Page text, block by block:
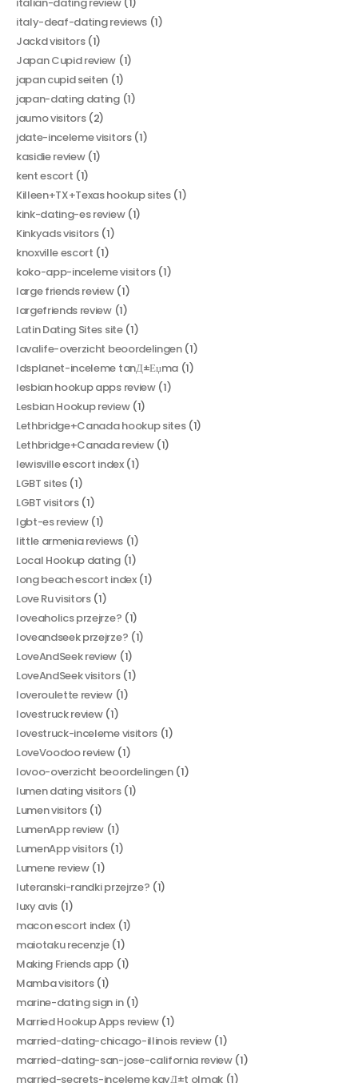
italian-dating review(1)
italy-deaf-dating reviews(1)
Jackd visitors(1)
Japan Cupid review (1)
japan cupid seiten (1)
japan-dating dating(1)
jaumo visitors(2)
jdate-inceleme visitors(1)
kasidie review(1)
kent escort (1)
Killeen+TX+Texas hookup sites(1)
kink-dating-es review(1)
Kinkyads visitors(1)
knoxville escort (1)
koko-app-inceleme visitors(1)
large friends review(1)
largefriends review(1)
Latin Dating Sites site(1)
lavalife-overzicht beoordelingen(1)
ldsplanet-inceleme tanД±Еџma(1)
lesbian hookup apps review(1)
Lesbian Hookup review(1)
Lethbridge+Canada hookup sites(1)
Lethbridge+Canada review(1)
lewisville escort index(1)
LGBT sites(1)
LGBT visitors(1)
lgbt-es review(1)
little armenia reviews(1)
Local Hookup dating(1)
long beach escort index(1)
Love Ru visitors(1)
loveaholics przejrze? (1)
loveandseek przejrze? (1)
LoveAndSeek review (1)
LoveAndSeek visitors(1)
loveroulette review(1)
lovestruck review(1)
lovestruck-inceleme visitors(1)
LoveVoodoo review(1)
lovoo-overzicht beoordelingen(1)
lumen dating visitors(1)
Lumen visitors(1)
LumenApp review (1)
LumenApp visitors(1)
Lumene review(1)
luteranski-randki przejrze? (1)
luxy avis (1)
macon escort index (1)
maiotaku recenzje(1)
Making Friends app (1)
Mamba visitors(1)
marine-dating sign in(1)
Married Hookup Apps review(1)
married-dating-chicago-illinois review(1)
married-dating-san-jose-california review(1)
married-secrets-inceleme kayД±t olmak(1)